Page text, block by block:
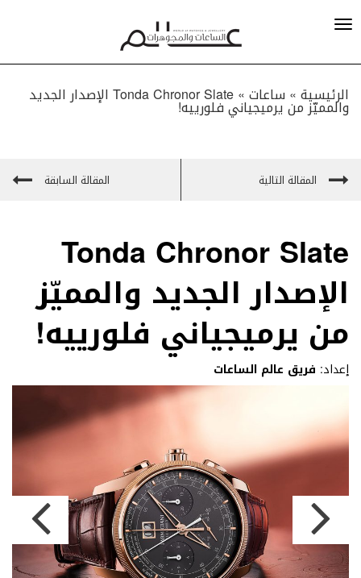
الرئيسية » ساعات» Tonda Chronor Slate الإصدار الجديد
والمميّز من يرميجياني فلورييه!
المقالة التالية المقالة السابقة
Tonda Chronor Slate
الإصدار الجديد والمميّز
من يرميجياني فلورييه!
إعداد: فريق عالم الساعات